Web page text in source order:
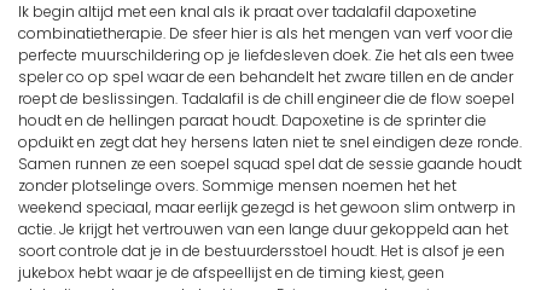
Ik begin altijd met een knal als ik praat over tadalafil dapoxetine
combinatietherapie. De sfeer hier is als het mengen van verf voor die
perfecte muurschildering op je liefdesleven doek. Zie het als een twee
speler co op spel waar de een behandelt het zware tillen en de ander
roept de beslissingen. Tadalafil is de chill engineer die de flow soepel
houdt en de hellingen paraat houdt. Dapoxetine is de sprinter die
opduikt en zegt dat hey hersens laten niet te snel eindigen deze ronde.
Samen runnen ze een soepel squad spel dat de sessie gaande houdt
zonder plotselinge overs. Sommige mensen noemen het het
weekend speciaal, maar eerlijk gezegd is het gewoon slim ontwerp in
actie. Je krijgt het vertrouwen van een lange duur gekoppeld aan het
soort controle dat je in de bestuurdersstoel houdt. Het is alsof je een
jukebox hebt waar je de afspeellijst en de timing kiest, geen